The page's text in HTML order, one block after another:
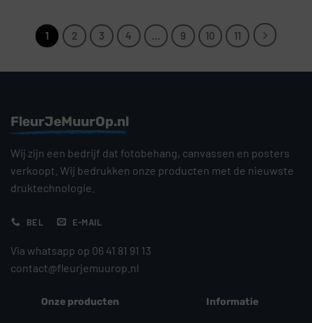
1 2 3 4 9 10 11
FleurJeMuurOp.nl
Wij zijn een bedrijf dat fotobehang, canvassen en posters
verkoopt. Wij bedrukken onze producten met de nieuwste
druktechnologie.
BEL E-MAIL
Via whatsapp op 06 41 81 91 13
contact@fleurjemuurop.nl
Onze producten Informatie